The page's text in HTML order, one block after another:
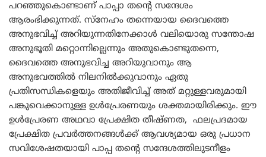
പറഞ്ഞുകൊണ്ടാണ് പാപ്പാ തന്റെ സന്ദേശം
ആരംഭിക്കുന്നത്. സ്നേഹം തന്നെയായ ദൈവത്തെ
അനുഭവിച്ച് അറിയുന്നതിനേക്കാൾ വലിയൊരു സന്തോഷ
അനുഭൂതി മറ്റൊന്നില്ലെന്നും അതുകൊണ്ടുതന്നെ,
ദൈവത്തെ അനുഭവിച്ച അറിയുവാനും ആ
അനുഭവത്തിൽ നിലനിൽക്കുവാനും ഏതു
പ്രതിസന്ധികളെയും അതിജീവിച്ച് അത് മറ്റുള്ളവരുമായി
പങ്കുവെക്കാനുള്ള ഉൾപ്രേരണയും ശക്തമായിരിക്കും. ഈ
ഉൾപ്രേരണ അഥവാ പ്രേക്ഷിത തീഷ്ണത, ഫലപ്രദമായ
പ്രേക്ഷിത പ്രവർത്തനങ്ങൾക്ക് ആവശ്യമായ ഒരു പ്രധാന
സവിശേഷതയായി പാപ്പ തന്റെ സന്ദേശത്തിലുടനീളം